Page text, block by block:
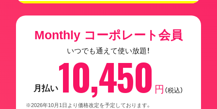
Monthly コーポレート会員
いつでも通えて使い放題！
月払い10,450 円 （税込）
※2026年10月1日より価格改定を予定しております。